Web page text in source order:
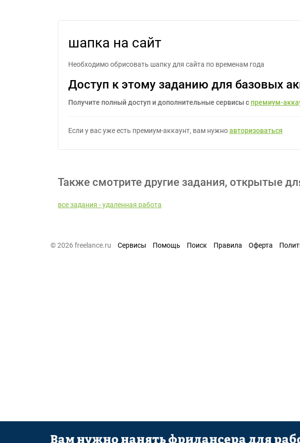
шапка на сайт
Необходимо обрисовать шапку для сайта по временам года
Доступ к этому заданию для базовых
Получите полный доступ и дополнительные сервисы с премиум-
Если у вас уже есть премиум-аккаунт, вам нужноавторизоваться
Также смотрите другие задания, открытые
все задания - удаленная работа
© 2026 freelance.ru Сервисы Помощь Поиск Правила Оферта
Вам нужно нанять фрилансера для